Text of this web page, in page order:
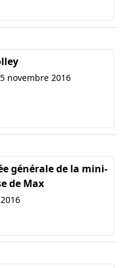
novembre 2016
générale de la mini-
de Max